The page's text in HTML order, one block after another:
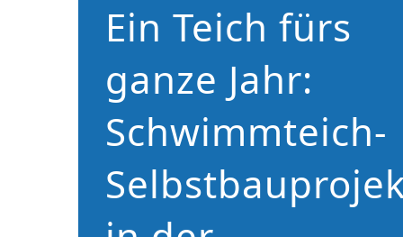
Ein Teich fürs
ganze Jahr:
Schwimmteich-